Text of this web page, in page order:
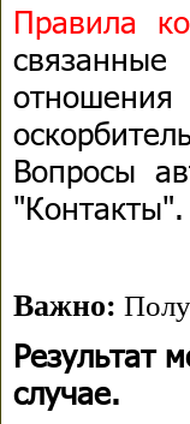
Правила
Вопросы
"Контакты".
Важно:
Результат
случае.